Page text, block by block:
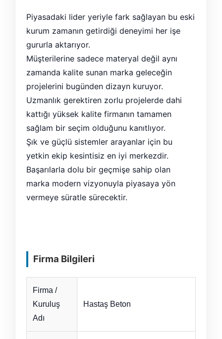
Piyasadaki lider yeriyle fark sağlayan bu eski
kurum zamanın getirdiği deneyimi her işe
gururla aktarıyor.
Müşterilerine sadece materyal değil aynı
zamanda kalite sunan marka geleceğin
projelerini bugünden dizayn kuruyor.
Uzmanlık gerektiren zorlu projelerde dahi
kattığı yüksek kalite firmanın tamamen
sağlam bir seçim olduğunu kanıtlıyor.
Şık ve güçlü sistemler arayanlar için bu
yetkin ekip kesintisiz en iyi merkezdir.
Başarılarla dolu bir geçmişe sahip olan
marka modern vizyonuyla piyasaya yön
vermeye süratle sürecektir.
Firma Bilgileri
Firma /
Kuruluş
Adı
Hastaş Beton